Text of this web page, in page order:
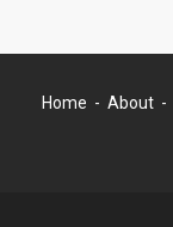
Home About